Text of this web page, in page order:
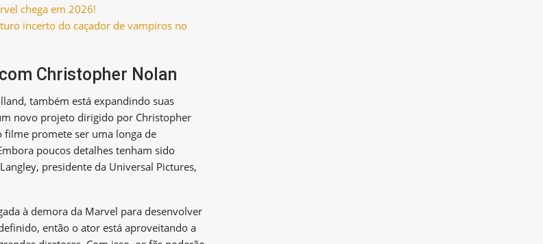
chega em 2026!
incerto do caçador de vampiros no
Christopher Nolan
também está expandindo suas
novo projeto dirigido por Christopher
filme promete ser uma longa de
poucos detalhes tenham sido
presidente da Universal Pictures,
à demora da Marvel para desenvolver
então o ator está aproveitando a